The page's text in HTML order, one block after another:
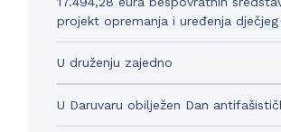
projekt opremanja i uređenja
U druženju zajedno
U Daruvaru obilježen Dan